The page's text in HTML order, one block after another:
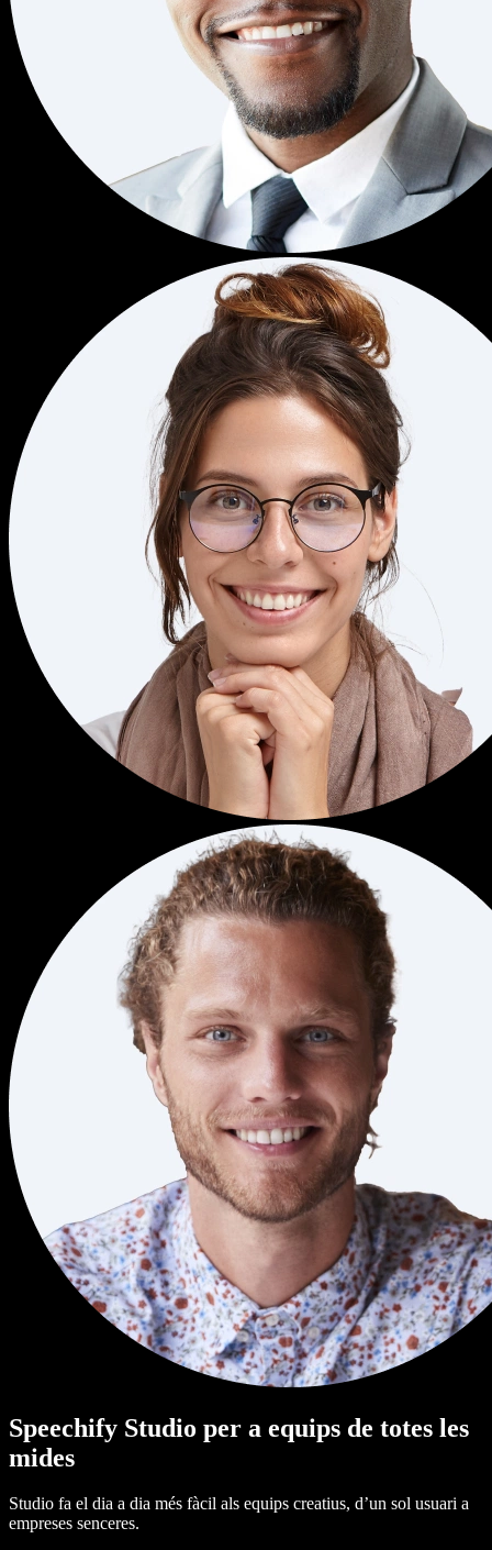
Speechify Studio per a equips de totes les
mides
Studio fa el dia a dia més fàcil als equips creatius, d’un sol usuari a
empreses senceres.